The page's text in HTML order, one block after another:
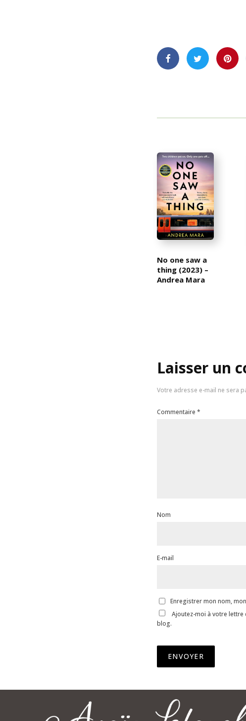
No one saw a
thing (2023) –
Andrea Mara
Laisser un
Votre adresse e-mail ne sera
Commentaire *
Nom
E-mail
Enregistrer mon nom,
Ajoutez-moi à votre lettre
blog.